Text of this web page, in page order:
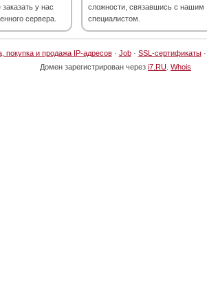
у нас
сервера.
сложности, связавшись с нашим
специалистом.
покупка и продажа IP-адресов· Job· SSL-сертификаты·
Домен зарегистрирован через i7.RU Whois